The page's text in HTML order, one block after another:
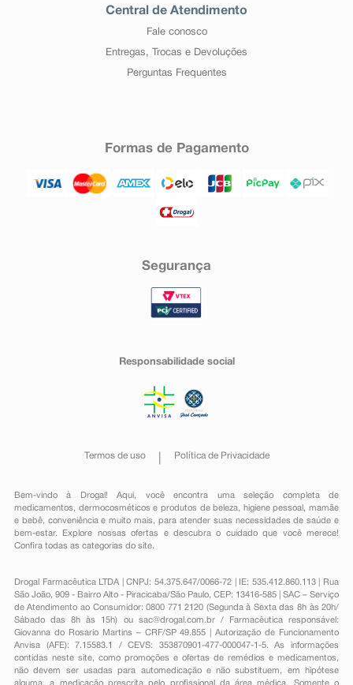
Central de Atendimento
Fale conosco
Entregas, Trocas e Devoluções
Perguntas Frequentes
Formas de Pagamento
Segurança
Responsabilidade social
Termos de uso Política de Privacidade
Bem-vindo à Drogal! Aqui, você encontra uma seleção completa de
medicamentos , dermocosméticos e produtos de beleza, higiene pessoal ,mamãe
e bebê, conveniênciae muito mais, para atender suas necessidades de saúde e
bem-estar. Explore nossas ofertas e descubra o cuidado que você merece!
Confira todas as categorias do site.
Drogal Farmacêutica LTDA | CNPJ: 54.375.647/0066-72 | IE: 535.412.860.113 | Rua
São João, 909 - Bairro Alto - Piracicaba/São Paulo, CEP: 13416-585 | SAC – Serviço
de Atendimento ao Consumidor: 0800 771 2120 (Segunda à Sexta das 8h às 20h/
Sábado das 8h às 15h) ou sac@drogal.com.br/ Farmacêutica responsável:
Giovanna do Rosario Martins – CRF/SP 49.855 | Autorização de Funcionamento
Anvisa (AFE): 7.15583.1 / CEVS: 353870901-477-000047-1-5. As informações
contidas neste site, como promoções e ofertas de remédios e medicamentos,
não devem ser usadas para automedicação e não substituem, em hipótese
alguma, a medicação prescrita pelo profissional da área médica. Somente o